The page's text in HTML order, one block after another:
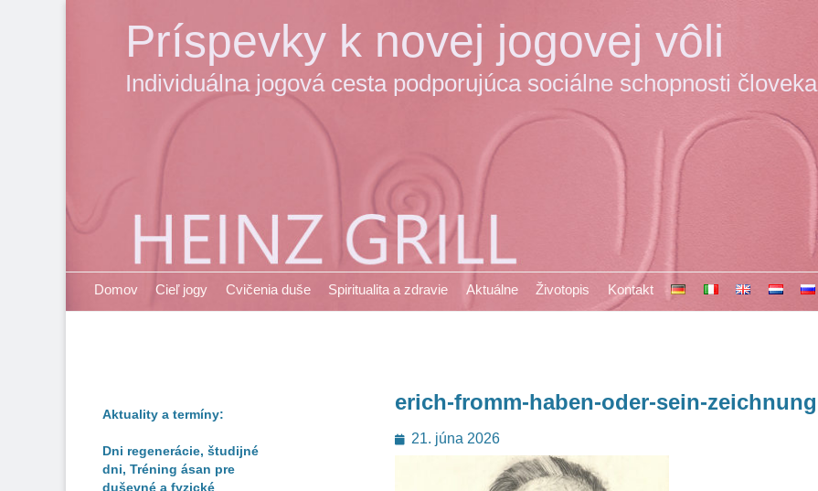
Príspevky k novej jogovej vôli
Individuálna jogová cesta podporujúca sociálne schopnosti človeka
Primary Menu
SkipDomov Cieľ jogy Cvičenia duše Spiritualita a zdravie Aktuálne Životopis Kontakt
erich-fromm-haben-oder-sein-zeichnung
Posted
21. júna 2026
Aktuality a termíny:
Dni regenerácie, študijné
dni, Tréning ásan pre
duševné a fyzické